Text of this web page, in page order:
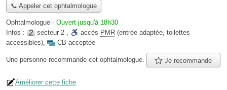
📞 Appeler cet ophtalmologue
Ophtalmologue - Ouvert jusqu'à 18h30
Infos :
secteur 2 , accès PMR (entrée adaptée, toilettes
accessibles), CB acceptée
Une personne recommande cet ophtalmologue. Je recommande
Améliorer cette fiche